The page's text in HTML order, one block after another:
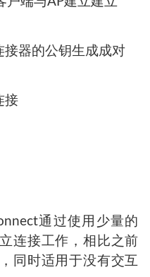
中包含了这些过
器由Configurator签
器的公钥生成成对
接